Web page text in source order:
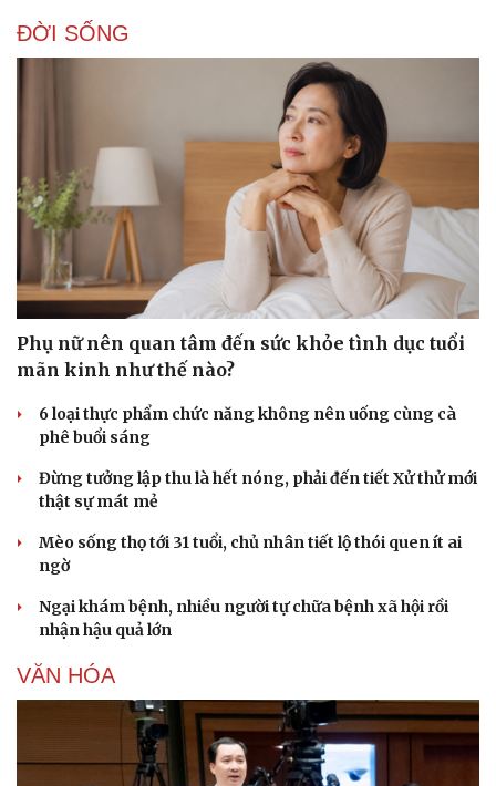
Doanh nghiệp 24h
Doanh nhân
Vì cộng đồng
Công nghệ
Sành điệu
Tin Công nghệ
Trải nghiệm
Chuyển đổi số
ĐỜI SỐNG
Phụ nữ nên quan tâm đến sức khỏe tình dục tuổi
mãn kinh như thế nào?
6 loại thực phẩm chức năng không nên uống cùng cà
phê buổi sáng
Đừng tưởng lập thu là hết nóng, phải đến tiết Xử thử mới
thật sự mát mẻ
Mèo sống thọ tới 31 tuổi, chủ nhân tiết lộ thói quen ít ai
ngờ
Ngại khám bệnh, nhiều người tự chữa bệnh xã hội rồi
nhận hậu quả lớn
VĂN HÓA